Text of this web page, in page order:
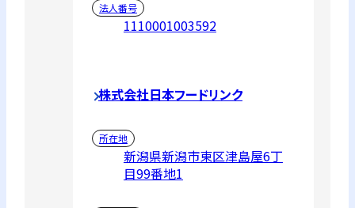
法人番号
1110001003592
株式会社日本フードリンク
所在地
新潟県新潟市東区津島屋6丁
目99番地1